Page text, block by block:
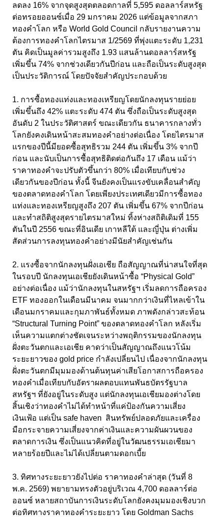
ลดลง 16% จากจุดสูงสุดตลอดกาลที่ 5,595 ดอลลาร์สหรัฐ
ต่อทรอยออนซ์เมื่อ 29 มกราคม 2026 แต่ข้อมูลจากสภา
ทองคำโลก หรือ World Gold Council กลับรายงานความ
ต้องการทองคำโลกไตรมาส 1/2569 ที่พุ่งแตะระดับ 1,231
ตัน คิดเป็นมูลค่ารวมสูงถึง 1.93 แสนล้านดอลลาร์สหรัฐ
เพิ่มขึ้น 74% จากช่วงเดียวกันปีก่อน และถือเป็นระดับสูงสุด
เป็นประวัติการณ์ โดยปัจจัยสำคัญประกอบด้วย
1. การซื้อทองแท่งและทองเหรียญโดยนักลงทุนรายย่อย
เพิ่มขึ้นถึง 42% แตะระดับ 474 ตัน ซึ่งถือเป็นระดับสูงสุด
อันดับ 2 ในประวัติศาสตร์ ขณะเดียวกัน ธนาคารกลางทั่ว
โลกยังคงเดินหน้าสะสมทองคำอย่างต่อเนื่อง โดยไตรมาส
แรกของปีนี้มียอดซื้อสุทธิรวม 244 ตัน เพิ่มขึ้น 3% จากปี
ก่อน และนับเป็นการซื้อสุทธิติดต่อกันถึง 17 เดือน แม้ว่า
ราคาทองคำจะปรับตัวขึ้นกว่า 80% เมื่อเทียบกับช่วง
เดียวกันของปีก่อน ทั้งนี้ จีนยังคงเป็นแรงขับเคลื่อนสำคัญ
ของตลาดทองคำโลก โดยเพียงประเทศเดียวมีการซื้อทอง
แท่งและทองเหรียญสูงถึง 207 ตัน เพิ่มขึ้น 67% จากปีก่อน
และทำสถิติสูงสุดรายไตรมาสใหม่ ทิ้งห่างสถิติเดิมที่ 155
ตันในปี 2556 ขณะที่อินเดีย เกาหลีใต้ และญี่ปุ่น ต่างเพิ่ม
สัดส่วนการลงทุนทองคำอย่างมีนัยสำคัญเช่นกัน
2. แรงซื้อจากนักลงทุนฝั่งเอเชีย ถือสัญญาณที่น่าสนใจที่สุด
ในรอบปี นักลงทุนเอเชียยังเดินหน้าซื้อ “Physical Gold”
อย่างต่อเนื่อง แม้ว่านักลงทุนในสหรัฐฯ เริ่มลดการถือครอง
ETF ทองออกในเดือนมีนาคม จนมากกว่าเงินที่ไหลเข้าใน
เดือนมกราคมและกุมภาพันธ์ทั้งหมด ภาพดังกล่าวสะท้อน
“Structural Turning Point” ของตลาดทองคำโลก หลังเริ่ม
เห็นความแตกต่างชัดเจนระหว่างพฤติกรรมของนักลงทุน
ฝั่งตะวันตกและเอเชีย คาดว่าเป็นสัญญาณถึงแนวโน้ม
ระยะยาวของ gold price กำลังเปลี่ยนไป เนื่องจากนักลงทุน
ฝั่งตะวันตกมีมุมมองด้านต้นทุนค่าเสียโอกาสการถือครอง
ทองคำเมื่อเทียบกับอัตราผลตอบแทนพันธบัตรรัฐบาล
สหรัฐฯ ที่ยังอยู่ในระดับสูง แต่นักลงทุนเอเชียมองต่างโดย
สิ้นเชิงว่าทองคำไม่ได้ทำหน้าที่แค่ป้องกันความเสี่ยง
เงินเฟ้อ แต่เป็น safe haven สินทรัพย์ปลอดภัยและเครื่อง
มือกระจายความเสี่ยงจากค่าเงินและความผันผวนของ
ตลาดการเงิน ซึ่งเป็นแนวคิดที่อยู่ในวัฒนธรรมเอเชียมา
หลายร้อยปีและไม่ได้เปลี่ยนตามดอกเบี้ย
3. ทิศทางระยะยาวยังไปต่อ ราคาทองคำล่าสุด (วันที่ 8
พ.ค. 2569) พยายามทรงตัวอยู่บริเวณ 4,700 ดอลลาร์ต่อ
ออนซ์ หลายสถาบันการเงินระดับโลกยังคงมุมมองเชิงบวก
ต่อทิศทางราคาทองคำระยะยาว โดย Goldman Sachs